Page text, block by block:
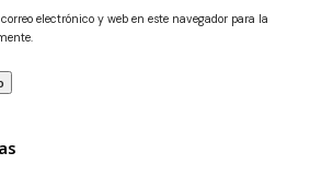
electrónico y web en este navegador para la